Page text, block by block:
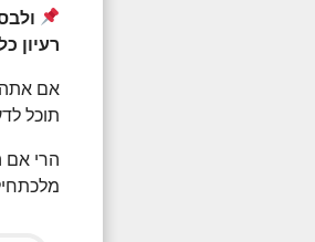
רעיון
אם אתה
תוכל
הרי אם